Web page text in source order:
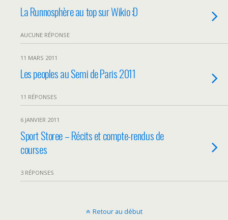
La Runnosphère au top sur Wikio :D
AUCUNE RÉPONSE
11 MARS 2011
Les peoples au Semi de Paris 2011
11 RÉPONSES
6 JANVIER 2011
Sport Storee – Récits et compte-rendus de
courses
3 RÉPONSES
Retour au début